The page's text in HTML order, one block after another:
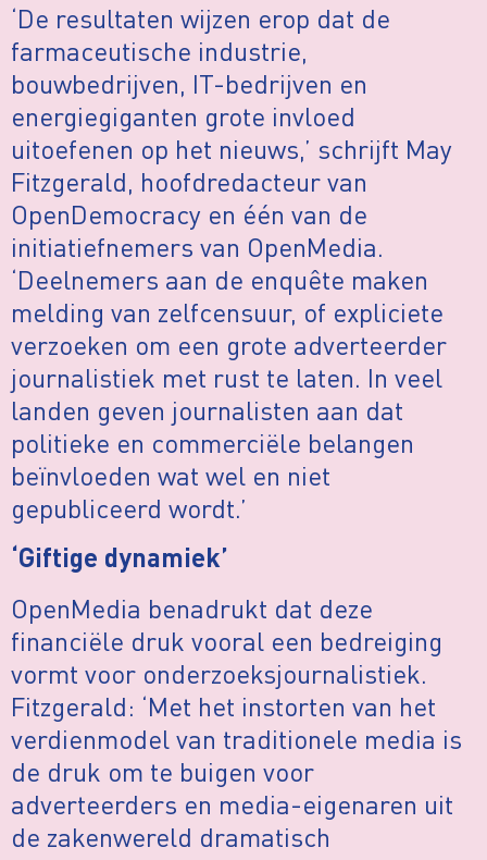
‘De resultaten wijzen erop dat de
farmaceutische industrie,
bouwbedrijven, IT-bedrijven en
energiegiganten grote invloed
uitoefenen op het nieuws,’ schrijft May
Fitzgerald, hoofdredacteur van
OpenDemocracy en één van de
initiatiefnemers van OpenMedia.
‘Deelnemers aan de enquête maken
melding van zelfcensuur, of expliciete
verzoeken om een grote adverteerder
journalistiek met rust te laten. In veel
landen geven journalisten aan dat
politieke en commerciële belangen
beïnvloeden wat wel en niet
gepubliceerd wordt.’
‘Giftige dynamiek’
OpenMedia benadrukt dat deze
financiële druk vooral een bedreiging
vormt voor onderzoeksjournalistiek.
Fitzgerald: ‘Met het instorten van het
verdienmodel van traditionele media is
de druk om te buigen voor
adverteerders en media-eigenaren uit
de zakenwereld dramatisch